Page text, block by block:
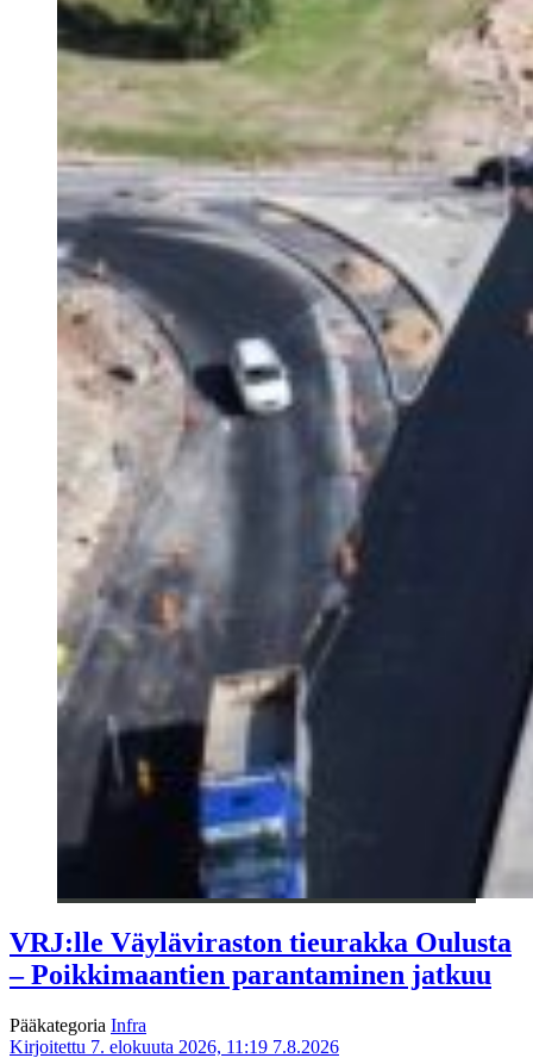
VRJ:lle Väyläviraston tieurakka Oulusta
– Poikkimaantien parantaminen jatkuu
Pääkategoria Infra
Kirjoitettu 7. elokuuta 2026, 11:19 7.8.2026